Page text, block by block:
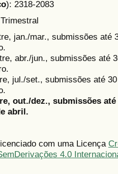
): 2318-2083
jan./mar., submissões até
abr./jun., submissões até
jul./set., submissões até
out./dez., submissões
abril.
com uma Licença
4.0